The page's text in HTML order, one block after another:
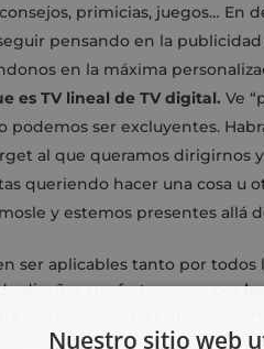
primicias, juegos… En
pensando en la
en la máxima
es TV lineal de TV digital. Ve
podemos ser excluyentes.
al que queramos dirigirnos
queriendo hacer una cosa u
y estemos presentes allá
ser aplicables tanto por
diseñar su oferta, como por
comunicación. Es el único
Nuestro sitio web